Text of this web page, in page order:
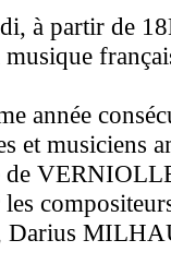
à partir de
musique
année
et musiciens
de
Darius